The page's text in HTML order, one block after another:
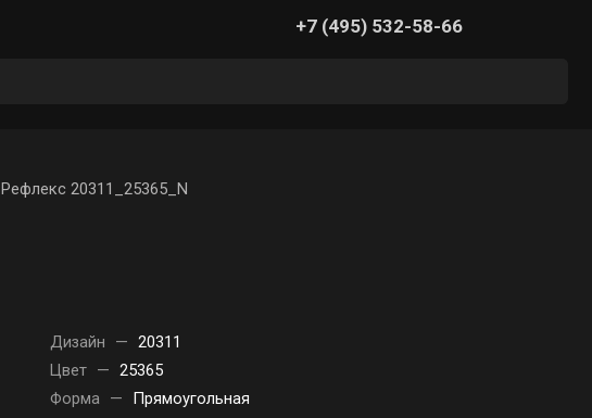
+7 (495) 532-58-66
Рефлекс 20311_25365_N
Дизайн — 20311
Цвет — 25365
Форма — Прямоугольная